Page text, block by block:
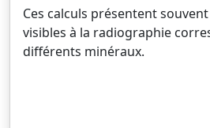
Ces calculs présentent
visibles à la radiographie
différents minéraux.